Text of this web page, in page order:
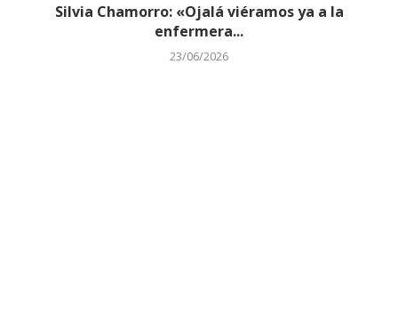
Silvia Chamorro: «Ojalá viéramos ya a la
enfermera...
23/06/2026